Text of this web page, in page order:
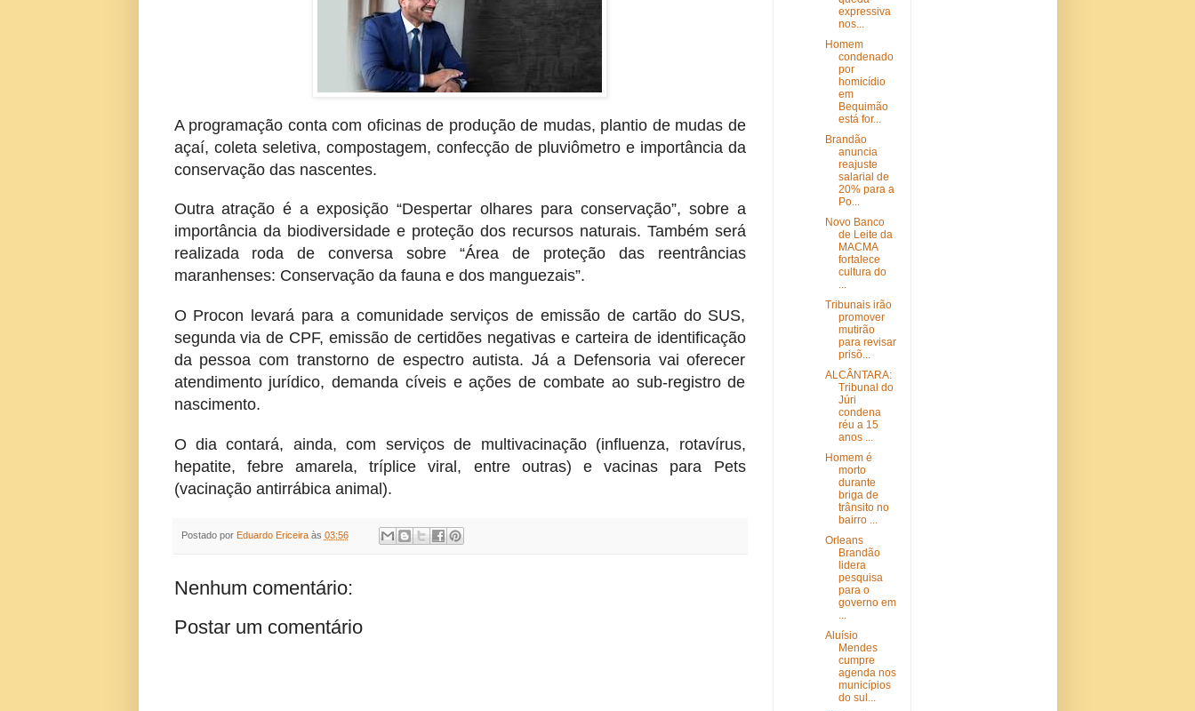
A programação conta com oficinas de produção de mudas, plantio de mudas de
açaí, coleta seletiva, compostagem, confecção de pluviômetro e importância da
conservação das nascentes.
Outra atração é a exposição “Despertar olhares para conservação”, sobre a
importância da biodiversidade e proteção dos recursos naturais. Também será
realizada roda de conversa sobre “Área de proteção das reentrâncias
maranhenses: Conservação da fauna e dos manguezais”.
O Procon levará para a comunidade serviços de emissão de cartão do SUS,
segunda via de CPF, emissão de certidões negativas e carteira de identificação
da pessoa com transtorno de espectro autista. Já a Defensoria vai oferecer
atendimento jurídico, demanda cíveis e ações de combate ao sub-registro de
nascimento.
O dia contará, ainda, com serviços de multivacinação (influenza, rotavírus,
hepatite, febre amarela, tríplice viral, entre outras) e vacinas para Pets
(vacinação antirrábica animal).
Postado por Eduardo Ericeira às 03:56
Nenhum comentário:
Postar um comentário
expressiva
nos...
Homem
condenado
por
homicídio
em
Bequimão
está for...
Brandão
anuncia
reajuste
salarial de
20% para a
Po...
Novo Banco
de Leite da
MACMA
fortalece
cultura do
...
Tribunais irão
promover
mutirão
para revisar
prisõ...
ALCÂNTARA:
Tribunal do
Júri
condena
réu a 15
anos ...
Homem é
morto
durante
briga de
trânsito no
bairro ...
Orleans
Brandão
lidera
pesquisa
para o
governo em
...
Aluísio
Mendes
cumpre
agenda nos
municípios
do sul...